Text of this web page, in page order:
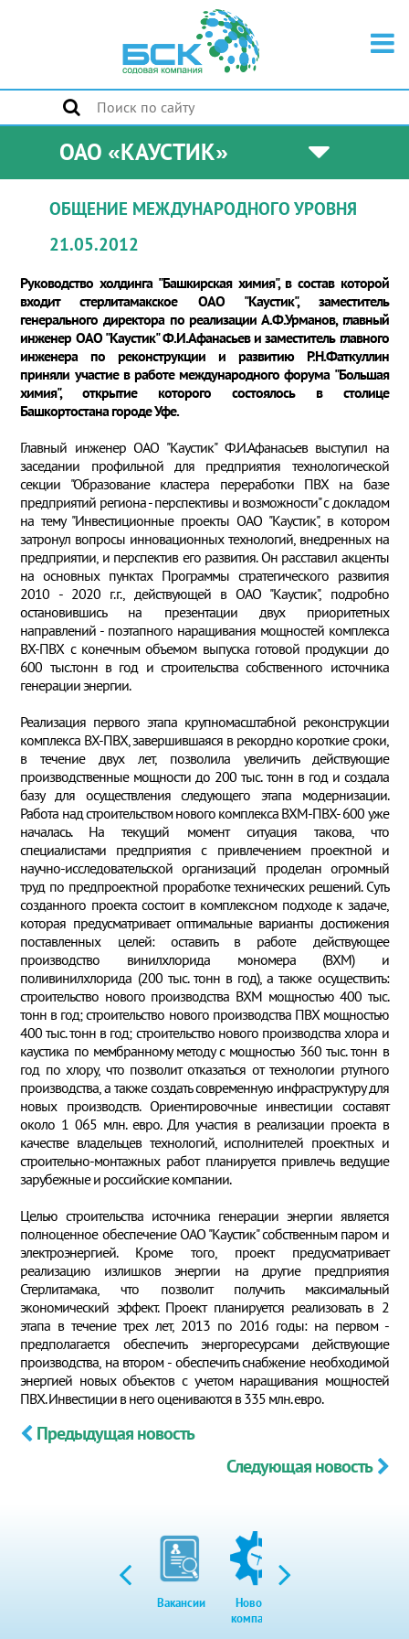
ОАО «КАУСТИК»
ОБЩЕНИЕ МЕЖДУНАРОДНОГО УРОВНЯ
21.05.2012
Руководство холдинга "Башкирская химия", в состав которой
входит стерлитамакское ОАО "Каустик", заместитель
генерального директора по реализации А.Ф.Урманов, главный
инженер ОАО "Каустик" Ф.И.Афанасьев и заместитель главного
инженера по реконструкции и развитию Р.Н.Фаткуллин
приняли участие в работе международного форума "Большая
химия", открытие которого состоялось в столице
Башкортостана городе Уфе.
Главный инженер ОАО "Каустик" Ф.И.Афанасьев выступил на
заседании профильной для предприятия технологической
секции "Образование кластера переработки ПВХ на базе
предприятий региона - перспективы и возможности" с докладом
на тему "Инвестиционные проекты ОАО "Каустик", в котором
затронул вопросы инновационных технологий, внедренных на
предприятии, и перспектив его развития. Он расставил акценты
на основных пунктах Программы стратегического развития
2010 - 2020 г.г., действующей в ОАО "Каустик", подробно
остановившись на презентации двух приоритетных
направлений - поэтапного наращивания мощностей комплекса
ВХ-ПВХ с конечным объемом выпуска готовой продукции до
600 тыс.тонн в год и строительства собственного источника
генерации энергии.
Реализация первого этапа крупномасштабной реконструкции
комплекса ВХ-ПВХ, завершившаяся в рекордно короткие сроки,
в течение двух лет, позволила увеличить действующие
производственные мощности до 200 тыс. тонн в год и создала
базу для осуществления следующего этапа модернизации.
Работа над строительством нового комплекса ВХМ-ПВХ- 600 уже
началась. На текущий момент ситуация такова, что
специалистами предприятия с привлечением проектной и
научно-исследовательской организаций проделан огромный
труд по предпроектной проработке технических решений. Суть
созданного проекта состоит в комплексном подходе к задаче,
которая предусматривает оптимальные варианты достижения
поставленных целей: оставить в работе действующее
производство винилхлорида мономера (ВХМ) и
поливинилхлорида (200 тыс. тонн в год), а также осуществить:
строительство нового производства ВХМ мощностью 400 тыс.
тонн в год; строительство нового производства ПВХ мощностью
400 тыс. тонн в год; строительство нового производства хлора и
каустика по мембранному методу с мощностью 360 тыс. тонн в
год по хлору, что позволит отказаться от технологии ртутного
производства, а также создать современную инфраструктуру для
новых производств. Ориентировочные инвестиции составят
около 1 065 млн. евро. Для участия в реализации проекта в
качестве владельцев технологий, исполнителей проектных и
строительно-монтажных работ планируется привлечь ведущие
зарубежные и российские компании.
Целью строительства источника генерации энергии является
полноценное обеспечение ОАО "Каустик" собственным паром и
электроэнергией. Кроме того, проект предусматривает
реализацию излишков энергии на другие предприятия
Стерлитамака, что позволит получить максимальный
экономический эффект. Проект планируется реализовать в 2
этапа в течение трех лет, 2013 по 2016 годы: на первом -
предполагается обеспечить энергоресурсами действующие
производства, на втором - обеспечить снабжение необходимой
энергией новых объектов с учетом наращивания мощностей
ПВХ. Инвестиции в него оцениваются в 335 млн. евро.
Предыдущая новость
Следующая новость
Вакансии
Новости
компании